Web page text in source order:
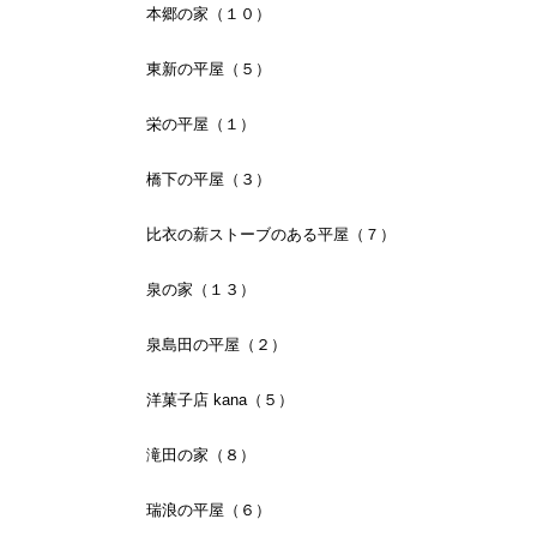
本郷の家（１０）
東新の平屋（５）
栄の平屋（１）
橋下の平屋（３）
比衣の薪ストーブのある平屋（７）
泉の家（１３）
泉島田の平屋（２）
洋菓子店 kana（５）
滝田の家（８）
瑞浪の平屋（６）